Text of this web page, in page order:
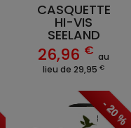
CASQUETTE
HI-VIS
SEELAND
26,96 € au
lieu de 29,95€
- 20 %